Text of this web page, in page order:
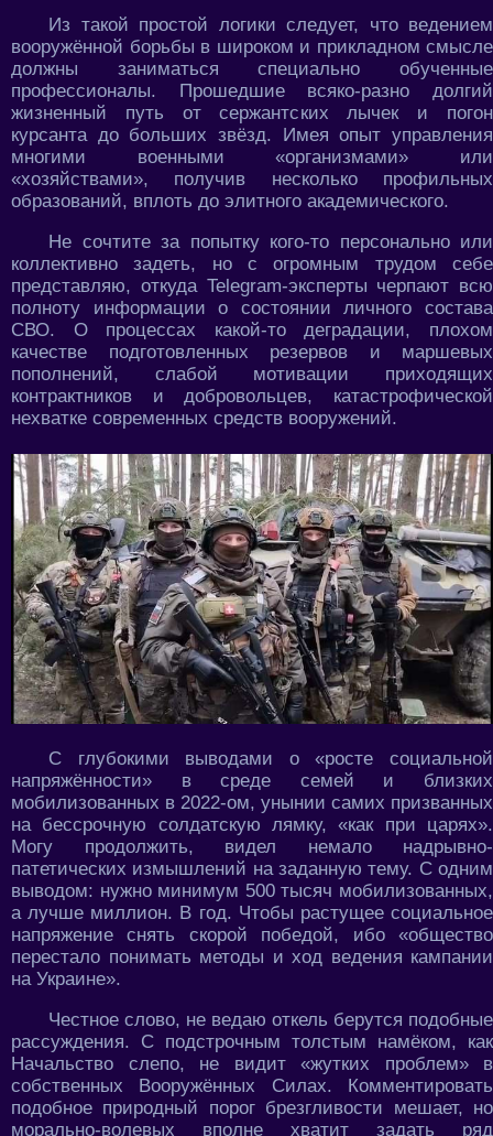
Из такой простой логики следует, что ведением
вооружённой борьбы в широком и прикладном смысле
должны заниматься специально обученные
профессионалы. Прошедшие всяко-разно долгий
жизненный путь от сержантских лычек и погон
курсанта до больших звёзд. Имея опыт управления
многими военными «организмами» или
«хозяйствами», получив несколько профильных
образований, вплоть до элитного академического.
Не сочтите за попытку кого-то персонально или
коллективно задеть, но с огромным трудом себе
представляю, откуда Telegram-эксперты черпают всю
полноту информации о состоянии личного состава
СВО. О процессах какой-то деградации, плохом
качестве подготовленных резервов и маршевых
пополнений, слабой мотивации приходящих
контрактников и добровольцев, катастрофической
нехватке современных средств вооружений.
С глубокими выводами о «росте социальной
напряжённости» в среде семей и близких
мобилизованных в 2022-ом, унынии самих призванных
на бессрочную солдатскую лямку, «как при царях».
Могу продолжить, видел немало надрывно-
патетических измышлений на заданную тему. С одним
выводом: нужно минимум 500 тысяч мобилизованных,
а лучше миллион. В год. Чтобы растущее социальное
напряжение снять скорой победой, ибо «общество
перестало понимать методы и ход ведения кампании
на Украине».
Честное слово, не ведаю откель берутся подобные
рассуждения. С подстрочным толстым намёком, как
Начальство слепо, не видит «жутких проблем» в
собственных Вооружённых Силах. Комментировать
подобное природный порог брезгливости мешает, но
морально-волевых вполне хватит задать ряд